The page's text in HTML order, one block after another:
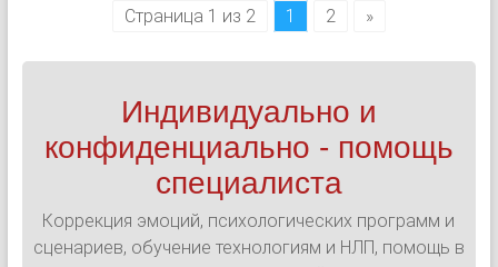
Страница 1 из 2 1 2 »
Индивидуально и
конфиденциально - помощь
специалиста
Коррекция эмоций, психологических программ и
сценариев, обучение технологиям и НЛП, помощь в